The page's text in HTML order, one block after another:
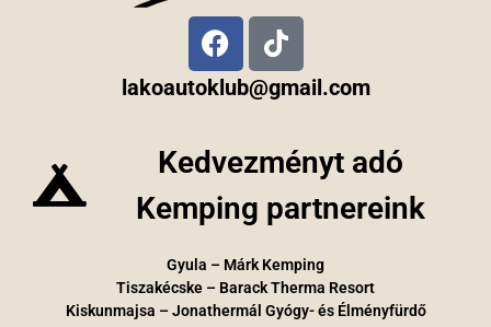
lakoautoklub@gmail.com
Kedvezményt adó
Kemping partnereink
Gyula – Márk Kemping
Tiszakécske – Barack Therma Resort
Kiskunmajsa – Jonathermál Gyógy- és Élményfürdő